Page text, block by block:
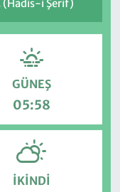
(Hadis-i Şerif)
GÜNEŞ
05:58
İKINDI